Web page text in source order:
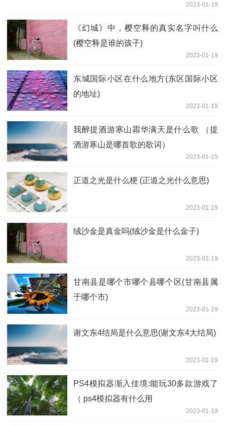
2023-01-19
《幻城》中，樱空释的真实名字叫什么
(樱空释是谁的孩子)
2023-01-19
东城国际小区在什么地方(东区国际小区
的地址)
2023-01-19
我醉提酒游寒山霜华满天是什么歌 （提
酒游寒山是哪首歌的歌词）
2023-01-19
正道之光是什么梗 (正道之光什么意思)
2023-01-19
绒沙金是真金吗(绒沙金是什么金子)
2023-01-19
甘南县是哪个市哪个县哪个区(甘南县属
于哪个市)
2023-01-19
谢文东4结局是什么意思(谢文东4大结局)
2023-01-19
PS4模拟器渐入佳境:能玩30多款游戏了
（ ps4模拟器有什么用
2023-01-19